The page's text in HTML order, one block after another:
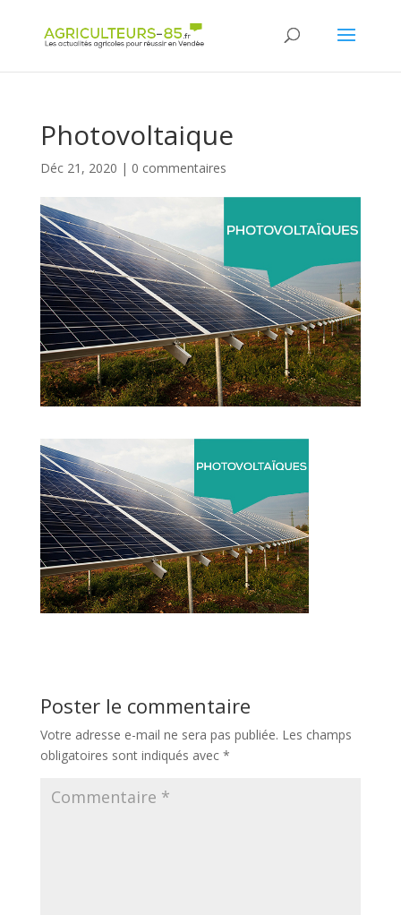
Photovoltaique
Déc 21, 2020 | 0 commentaires
Poster le commentaire
Votre adresse e-mail ne sera pas publiée. Les champs
obligatoires sont indiqués avec *